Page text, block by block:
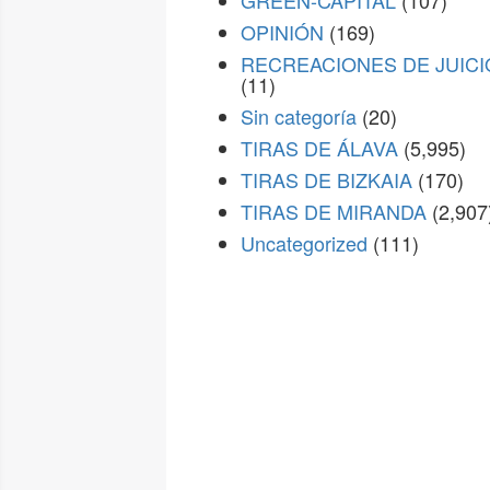
OPINIÓN (169)
RECREACIONES DE
(11)
Sin categoría (20)
TIRAS DE ÁLAVA (5,995)
TIRAS DE BIZKAIA (170)
TIRAS DE MIRANDA
Uncategorized (111)